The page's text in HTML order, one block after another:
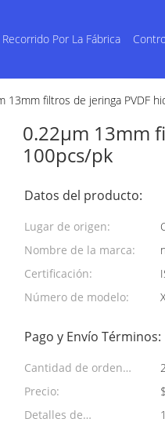
Recorrido Por La Fábrica
13mm filtros de jeringa PVDF
0.22μm 13mm
100pcs/pk
Datos del producto:
Lugar de origen:
Nombre de la marca:
Certificación:
Número de modelo:
Pago y Envío Términos:
Cantidad de orden
mínima:
Precio:
Detalles de